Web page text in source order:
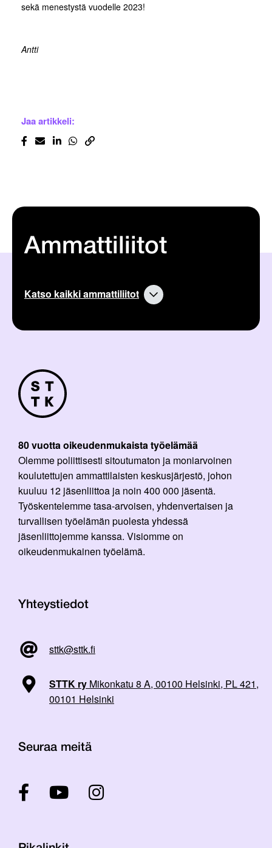
sekä menestystä vuodelle 2023!
Antti
Jaa artikkeli:
Ammattiliitot
Katso kaikki ammattiliitot
80 vuotta oikeudenmukaista työelämää
Olemme poliittisesti sitoutumaton ja moniarvoinen
koulutettujen ammattilaisten keskusjärjestö, johon
kuuluu 12 jäsenliittoa ja noin 400 000 jäsentä.
Työskentelemme tasa-arvoisen, yhdenvertaisen ja
turvallisen työelämän puolesta yhdessä
jäsenliittojemme kanssa. Visiomme on
oikeudenmukainen työelämä.
Yhteystiedot
sttk@sttk.fi
STTK ry Mikonkatu 8 A, 00100 Helsinki, PL 421,
00101 Helsinki
Seuraa meitä